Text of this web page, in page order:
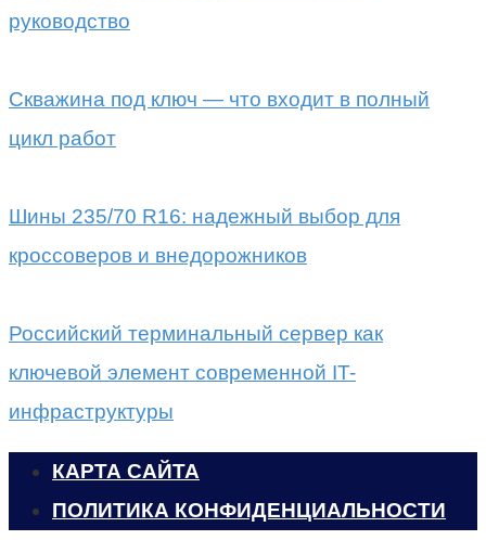
руководство
Скважина под ключ — что входит в полный
цикл работ
Шины 235/70 R16: надежный выбор для
кроссоверов и внедорожников
Российский терминальный сервер как
ключевой элемент современной IT-
инфраструктуры
КАРТА САЙТА
ПОЛИТИКА КОНФИДЕНЦИАЛЬНОСТИ